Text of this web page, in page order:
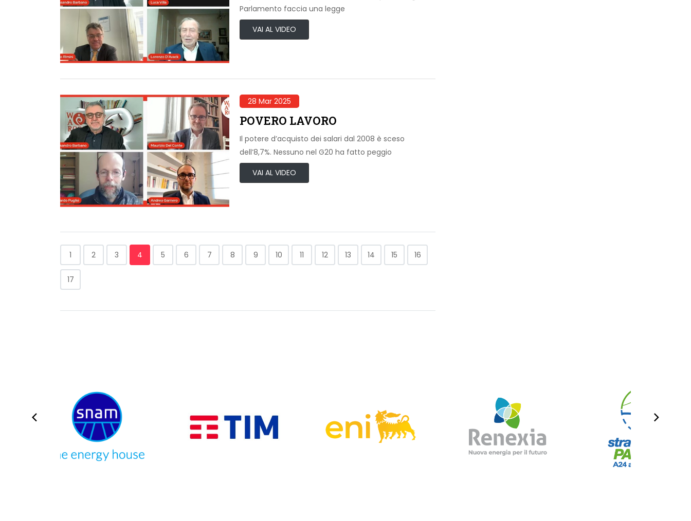
Parlamento faccia una legge
VAI AL VIDEO
28 Mar 2025
POVERO LAVORO
Il potere d’acquisto dei salari dal 2008 è sceso
dell’8,7%. Nessuno nel G20 ha fatto peggio
VAI AL VIDEO
1 2 3 4 5 6 7 8 9 10 11 12 13 14 15 16
17